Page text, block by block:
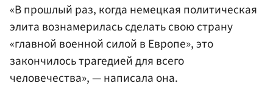
«В прошлый раз, когда немецкая политическая
элита вознамерилась сделать свою страну
«главной военной силой в Европе», это
закончилось трагедией для всего
человечества», — написала она.